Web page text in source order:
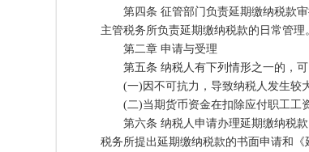
第四条 征管部门负责延期缴纳税款审
主管税务所负责延期缴纳税款的日常管理
第二章 申请与受理
第五条 纳税人有下列情形之一的，可
(一)因不可抗力，导致纳税人发生较大
(二)当期货币资金在扣除应付职工工资
第六条 纳税人申请办理延期缴纳税款
税务所提出延期缴纳税款的书面申请和